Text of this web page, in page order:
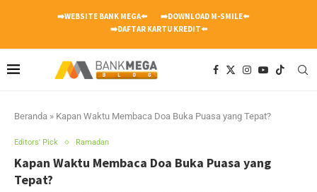
➡️WEBSITE BANK MEGA⬅️
➡️DOWNLOAD M-SMILE⬅️
➡️DAFTAR KARTU KREDIT⬅️
Beranda » Kapan Waktu Membaca Doa Buka Puasa yang Tepat?
Editors' Pick Ramadan
Kapan Waktu Membaca Doa Buka Puasa yang
Tepat?